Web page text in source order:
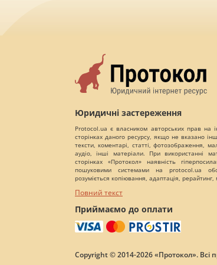
Юридичні застереження
Protocol.ua є власником авторських прав на
сторінках даного ресурсу, якщо не вказано
тексти, коментарі, статті, фотозображення,
аудіо, інші матеріали. При використанні
сторінках «Протокол» наявність
пошуковими системами на protocol.ua
розуміється копіювання, адаптація,
Повний текст
Приймаємо до оплати
Copyright © 2014-2026 «Протокол». Всі